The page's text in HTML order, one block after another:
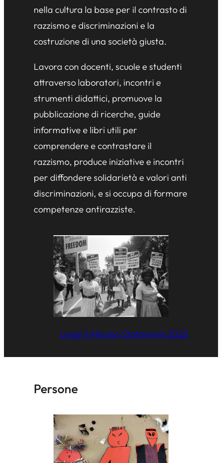
nella cultura la base per il contrasto di
razzismo e discriminazioni e la
costruzione di una società giusta.
Lavora con docenti, scuole e studenti
attraverso laboratori, incontri e
strumenti didattici, promuove la
pubblicazione di ricerche, guide
informative e libri utili per
comprendere e contrastare il
razzismo, produce iniziative e incontri
per diffondere solidarietà e valori anti
discriminazioni, e si occupa di formare
competenze antirazziste.
Leggi il Mission Statement 2026
Persone